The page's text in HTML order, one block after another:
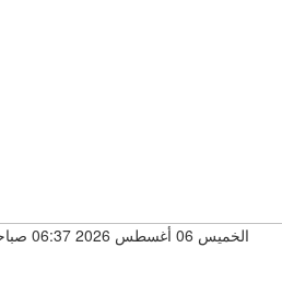
الخميس 06 أغسطس 2026 06:37 صباحاً